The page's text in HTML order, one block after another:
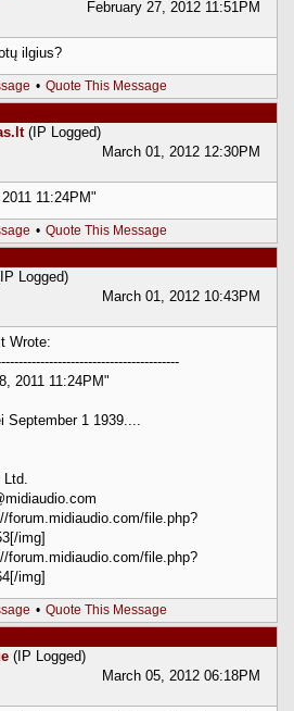
February 27, 2012 11:51PM
ilgius?
• Quote This Message
(IP Logged)
March 01, 2012 12:30PM
11:24PM"
• Quote This Message
Logged)
March 01, 2012 10:43PM
Wrote:
2011 11:24PM"
September 1 1939....
forum.midiaudio.com/file.php?
img]
forum.midiaudio.com/file.php?
img]
• Quote This Message
(IP Logged)
March 05, 2012 06:18PM